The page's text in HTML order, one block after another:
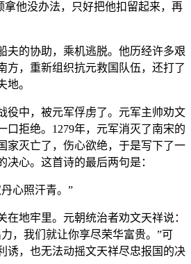
拿他没办法，只好把他扣留起来，再
夫的协助，乘机逃脱。他历经许多艰
方，重新组织抗元救国队伍，还打了
地。
役中，被元军俘虏了。元军主帅劝文
口拒绝。1279年，元军消灭了南宋的
家灭亡了，伤心欲绝，于是写下了一
决心。这首诗的最后两句是：
心照汗青。”
在地牢里。元朝统治者劝文天祥说：
，我们就让你享尽荣华富贵。”可
诱，也无法动摇文天祥尽忠报国的决